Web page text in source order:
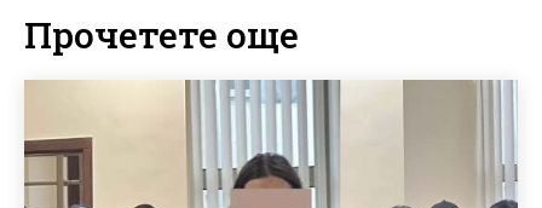
Прочетете още